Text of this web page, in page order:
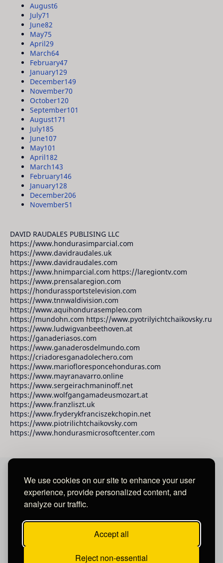
We use cookies on our site to enhance your user
experience, provide personalized content, and
analyze our traffic.
Accept all
Reject non-essential
August6
July71
June82
May75
April29
March64
February47
January129
December149
November70
October120
September101
August171
July185
June107
May101
April182
March143
February146
January128
December206
November51
DAVID RAUDALES PUBLISING LLC
https://www.hondurasimparcial.com
https://www.davidraudales.uk
https://www.davidraudales.com
https://www.hnimparcial.com https://laregiontv.com
https://www.prensalaregion.com
https://hondurassportstelevision.com
https://www.tnnwaldivision.com
https://www.aquihondurasempleo.com
https://mundohn.com https://www.pyotrilyichtchaikovsky.ru
https://www.ludwigvanbeethoven.at
https://ganaderiasos.com
https://www.ganaderosdelmundo.com
https://criadoresganadolechero.com
https://www.mariofloresponcehonduras.com
https://www.mayranavarro.online
https://www.sergeirachmaninoff.net
https://www.wolfgangamadeusmozart.at
https://www.franzliszt.uk
https://www.fryderykfranciszekchopin.net
https://www.piotrilichtchaikovsky.com
https://www.hondurasmicrosoftcenter.com
David Raudales Publishing LLC
Salvador.